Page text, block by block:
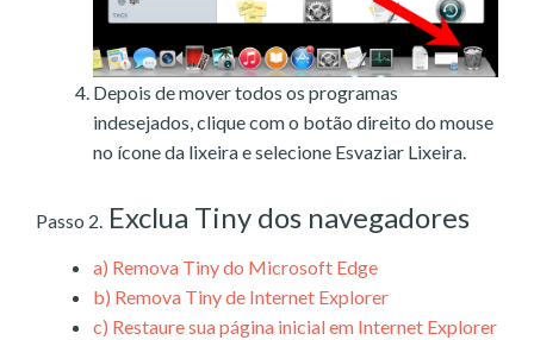
Depois de mover todos os programas
indesejados, clique com o botão direito do mouse
no ícone da lixeira e selecione Esvaziar Lixeira.
Passo 2. Exclua Tiny dos navegadores
a) Remova Tiny do Microsoft Edge
b) Remova Tiny de Internet Explorer
c) Restaure sua página inicial em Internet Explorer